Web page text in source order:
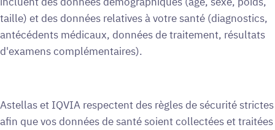
taille) et des données relatives à votre santé (diagnostics,
antécédents médicaux, données de traitement, résultats
d'examens complémentaires).
Astellas et IQVIA respectent des règles de sécurité strictes
afin que vos données de santé soient collectées et traitées